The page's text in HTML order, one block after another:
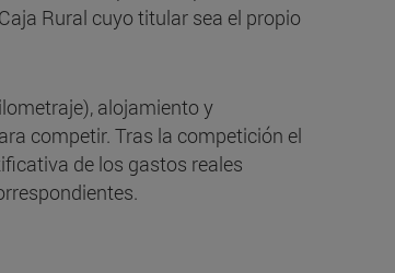
Rural cuyo titular sea el propio
alojamiento y
competir. Tras la competición el
de los gastos reales